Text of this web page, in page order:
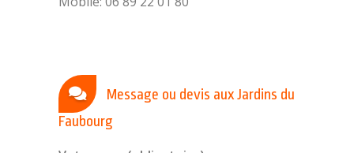
Message ou devis aux Jardins du
Faubourg